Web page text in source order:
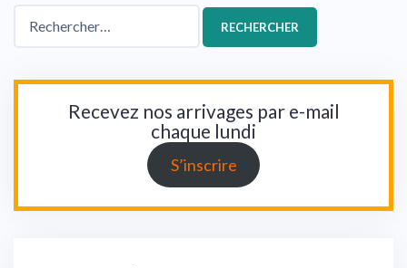
Rechercher :
Recevez nos arrivages par e-mail
chaque lundi
S’inscrire